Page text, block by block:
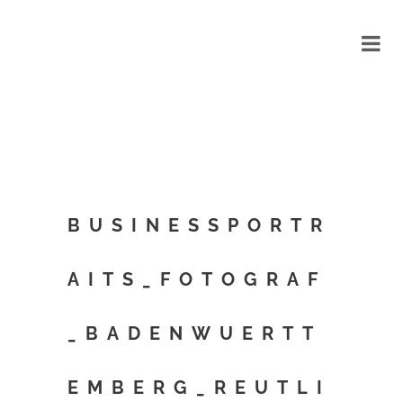
BUSINESSPORTR
AITS_FOTOGRAF
_BADENWUERTT
EMBERG_REUTLI